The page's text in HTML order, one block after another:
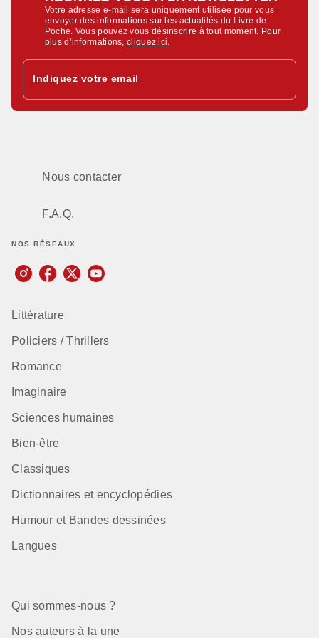
Votre adresse e-mail sera uniquement utilisée pour vous
envoyer des informations sur les actualités du Livre de
Poche. Vous pouvez vous désinscrire à tout moment. Pour
plus d’informations,cliquez ici
Indiquez votre email
Nous contacter
F.A.Q.
NOS RÉSEAUX
Littérature
Policiers / Thrillers
Romance
Imaginaire
Sciences humaines
Bien-être
Classiques
Dictionnaires et encyclopédies
Humour et Bandes dessinées
Langues
Qui sommes-nous ?
Nos auteurs à la une